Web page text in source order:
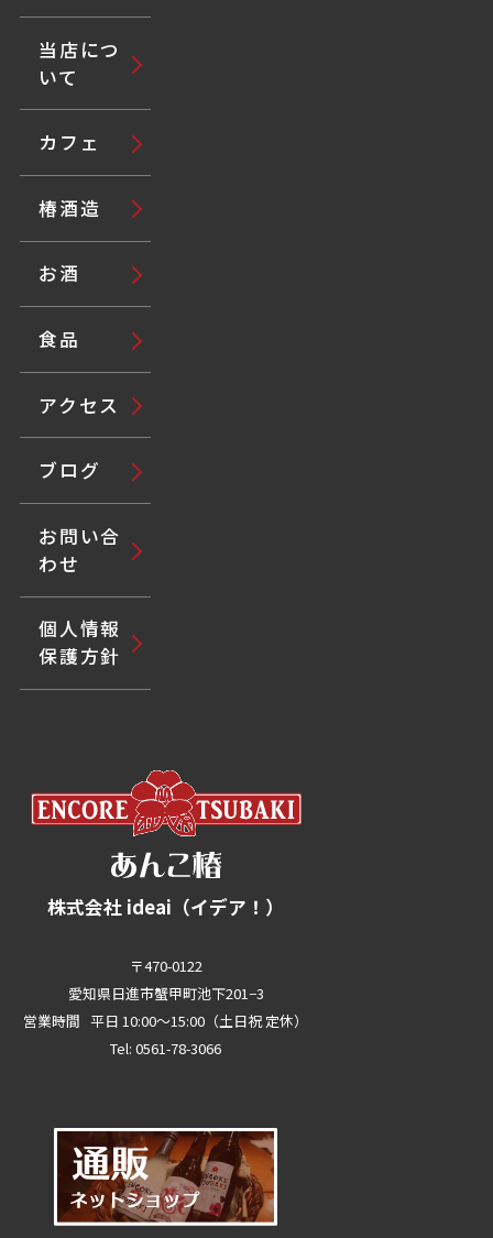
当店につ
いて
カフェ
椿酒造
お酒
食品
アクセス
ブログ
お問い合
わせ
個人情報
保護方針
株式会社 ideai（イデア！）
〒470-0122
愛知県日進市蟹甲町池下201−3
営業時間 平日 10:00～15:00（土日祝 定休）
Tel: 0561-78-3066